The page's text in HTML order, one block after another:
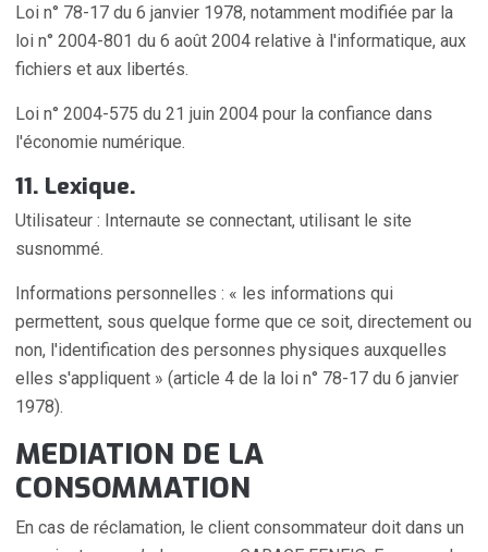
Loi n° 78-17 du 6 janvier 1978, notamment modifiée par la
loi n° 2004-801 du 6 août 2004 relative à l'informatique, aux
fichiers et aux libertés.
Loi n° 2004-575 du 21 juin 2004 pour la confiance dans
l'économie numérique.
11. Lexique.
Utilisateur : Internaute se connectant, utilisant le site
susnommé.
Informations personnelles : « les informations qui
permettent, sous quelque forme que ce soit, directement ou
non, l'identification des personnes physiques auxquelles
elles s'appliquent » (article 4 de la loi n° 78-17 du 6 janvier
1978).
MEDIATION DE LA
CONSOMMATION
En cas de réclamation, le client consommateur doit dans un